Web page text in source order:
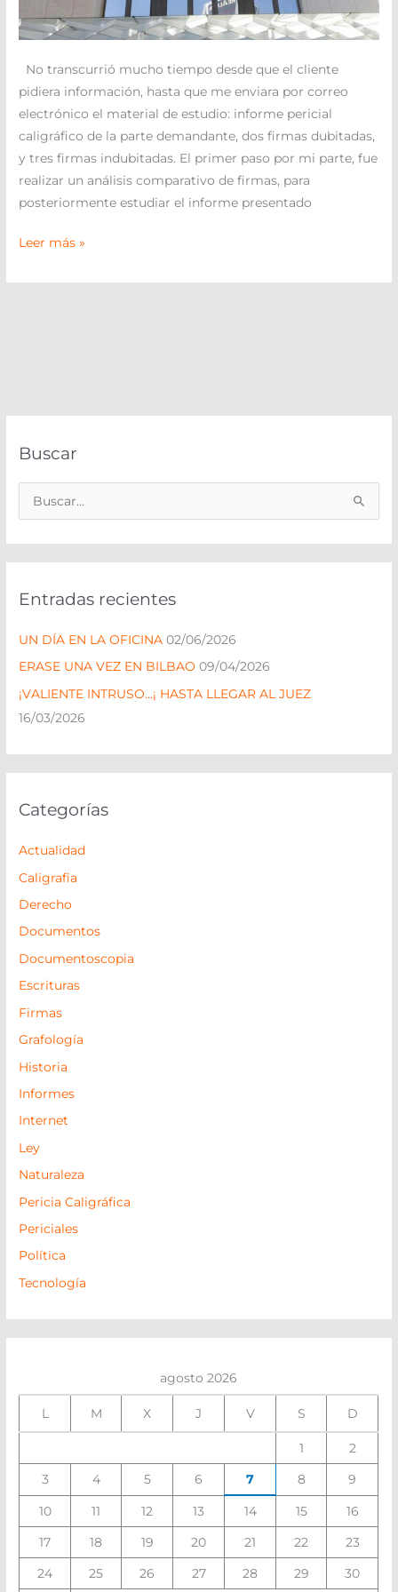
No transcurrió mucho tiempo desde que el cliente
pidiera información, hasta que me enviara por correo
electrónico el material de estudio: informe pericial
caligráfico de la parte demandante, dos firmas dubitadas,
y tres firmas indubitadas. El primer paso por mi parte, fue
realizar un análisis comparativo de firmas, para
posteriormente estudiar el informe presentado
Leer más »
Buscar
a
p
o
r
:
Entradas recientes
UN DÍA EN LA OFICINA 02/06/2026
ERASE UNA VEZ EN BILBAO 09/04/2026
¡VALIENTE INTRUSO…¡ HASTA LLEGAR AL JUEZ
16/03/2026
Categorías
Actualidad
Caligrafia
Derecho
Documentos
Documentoscopia
Escrituras
Firmas
Grafología
Historia
Informes
Internet
Ley
Naturaleza
Pericia Caligráfica
Periciales
Política
Tecnología
agosto 2026
L M X J V S D
1 2
3 4 5 6 7 8 9
10 11 12 13 14 15 16
17 18 19 20 21 22 23
24 25 26 27 28 29 30